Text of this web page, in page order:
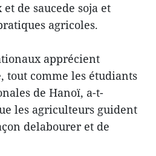
de saucede soja et
agricoles.
apprécient
tout comme les étudiants
de Hanoï, a-t-
les agriculteurs guident
delabourer et de